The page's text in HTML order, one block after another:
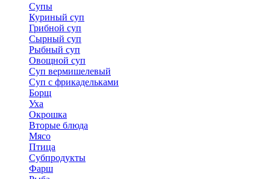
Супы
Куриный суп
Грибной суп
Сырный суп
Рыбный суп
Овощной суп
Суп вермишелевый
Суп с фрикадельками
Борщ
Уха
Окрошка
Вторые блюда
Мясо
Птица
Субпродукты
Фарш